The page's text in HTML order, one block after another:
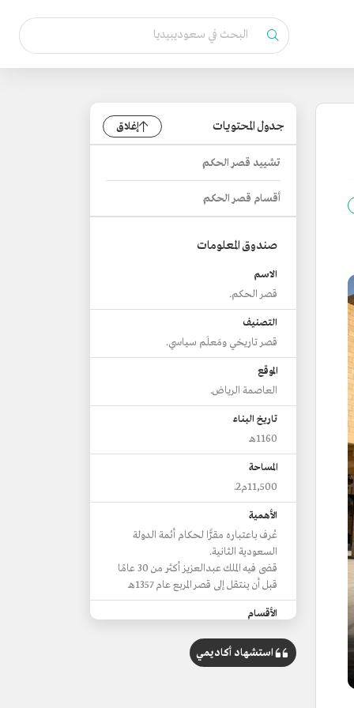
جدول المحتويات إغلاق
تشييد قصر الحكم
أقسام قصر الحكم
صندوق المعلومات
الاسم
قصر الحكم.
التصنيف
قصر تاريخي ومَعلَم سياسي.
الموقع
العاصمة الرياض.
تاريخ البناء
1160هـ
المساحة
11,500م2.
الأهمية
عُرف باعتباره مقرًّا لحكام أئمة الدولة
السعودية الثانية.
قضى فيه الملك عبدالعزيز أكثر من 30 عامًا
قبل أن ينتقل إلى قصر المربع عام 1357هـ
الأقسام
مكتب الملك ومجالس تابعة له.
مكتبان لأمير منطقة الرياض ونائبه.
استشهاد أكاديمي